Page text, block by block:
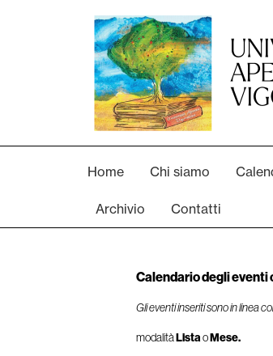
Home Chi siamo
Archivio Contatti
Calendario degli
Gli eventi inseriti sono in linea
modalitàListaoMese.